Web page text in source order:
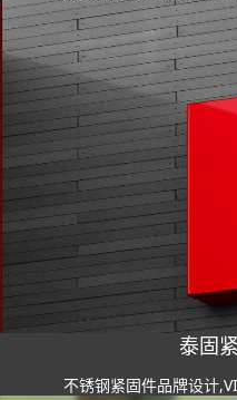
泰固
不锈钢紧固件品牌设计